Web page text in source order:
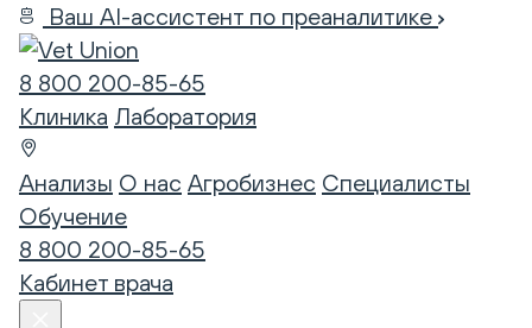
Ваш AI-ассистент по преаналитике
8 800 200-85-65
Клиника Лаборатория
Анализы О нас Агробизнес Специалисты
Обучение
8 800 200-85-65
Кабинет врача